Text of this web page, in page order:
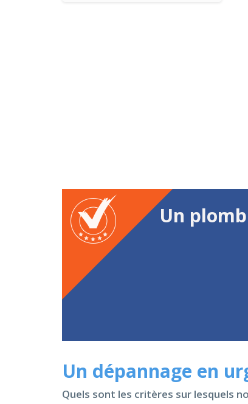
Un
Un dépannage en
Quels sont les critères sur lesquels